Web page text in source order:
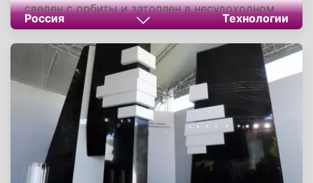
сведен с орбиты и затоплен в несудоходном
районе Тихого океана. Корабль был запущен с
космодрома Байконур 16 ноября 2018 года и
пристыковался к МКС через двое суток. Он
доставил на станцию около 2,5 тонны
различных грузов, в том числе топливо, воду
и сжатые газы.
Россия Технологии